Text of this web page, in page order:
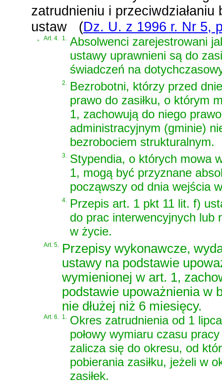
zatrudnieniu i
ustaw
(Dz. U. z 1996 r. Nr 5,
Art. 4. 1.
Absolwenci zarejestrowani
ustawy uprawnieni są do
świadczeń na
2.
Bezrobotni, którzy przed
prawo do zasiłku, o którym
1, zachowują do niego
administracyjnym (gminie)
bezrobociem strukturalnym.
3.
Stypendia, o których mowa
1, mogą być przyznane
począwszy od dnia wejścia
4.
Przepis art. 1 pkt 11 lit. f)
do prac interwencyjnych lub
w życie.
Art. 5.
Przepisy wykonawcze,
ustawy na podstawie
wymienionej w art. 1,
podstawie upoważnienia w
nie dłużej niż 6 miesięcy.
Art. 6. 1.
Okres zatrudnienia od 1
połowy wymiaru czasu
zalicza się do okresu, od
pobierania zasiłku, jeżeli w
zasiłek.